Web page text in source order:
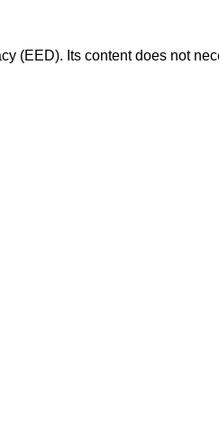
(EED). Its content does not